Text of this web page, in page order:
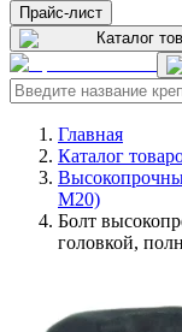
Прайс-лист
Каталог
Главная
Каталог
M20)
Болт
головкой,